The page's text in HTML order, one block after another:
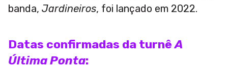
banda, Jardineiros, foi lançado em 2022.
Datas confirmadas da turnêA
Última Ponta: